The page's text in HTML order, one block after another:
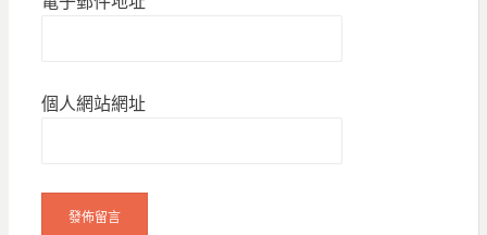
個人網站網址